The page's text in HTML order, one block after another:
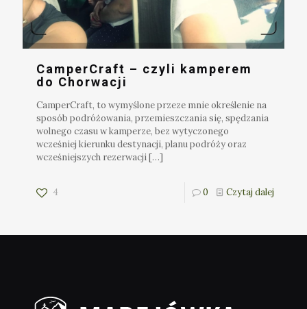
CamperCraft – czyli kamperem
do Chorwacji
CamperCraft, to wymyślone przeze mnie określenie na
sposób podróżowania, przemieszczania się, spędzania
wolnego czasu w kamperze, bez wytyczonego
wcześniej kierunku destynacji, planu podróży oraz
wcześniejszych rezerwacji[…]
4 0 Czytaj dalej